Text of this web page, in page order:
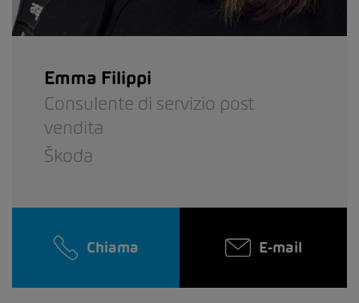
Emma Filippi
Consulente di servizio post
vendita
Škoda
Chiama E-mail